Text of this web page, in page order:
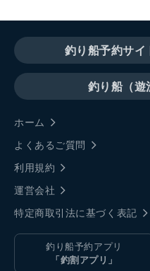
釣り船予約サイ
釣り船（遊
ホーム
よくあるご質問
利用規約
運営会社
特定商取引法に基づく表記
釣り船予約アプリ
「釣割アプリ」